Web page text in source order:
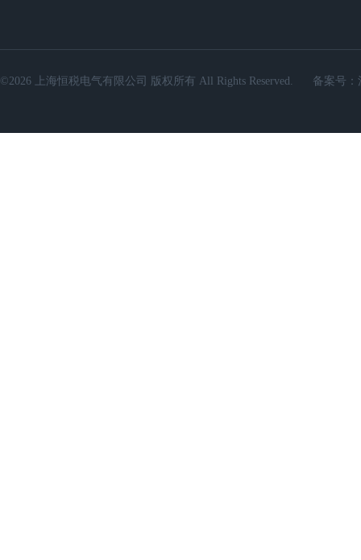
©2026 上海恒税电气有限公司 版权所有 All Rights Reserved. 备案号：